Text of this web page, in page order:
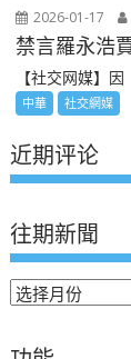
2026-01-17
禁言羅永浩
【社交网媒】
中華 社交網媒
近期评论
往期新聞
往
新